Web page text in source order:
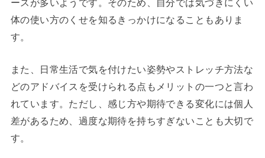
ースが多いようです。そのため、自分では気づきにくい
体の使い方のくせを知るきっかけになることもありま
す。
また、日常生活で気を付けたい姿勢やストレッチ方法な
どのアドバイスを受けられる点もメリットの一つと言わ
れています。ただし、感じ方や期待できる変化には個人
差があるため、過度な期待を持ちすぎないことも大切で
す。